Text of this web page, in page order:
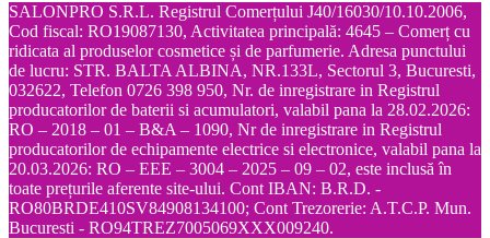
SALONPRO S.R.L. Registrul Comerțului J40/16030/10.10.2006,
Cod fiscal: RO19087130, Activitatea principală: 4645 – Comerț cu
ridicata al produselor cosmetice și de parfumerie. Adresa punctului
de lucru: STR. BALTA ALBINA, NR.133L, Sectorul 3, Bucuresti,
032622, Telefon 0726 398 950, Nr. de inregistrare in Registrul
producatorilor de baterii si acumulatori, valabil pana la 28.02.2026:
RO – 2018 – 01 – B&A – 1090, Nr de inregistrare in Registrul
producatorilor de echipamente electrice si electronice, valabil pana la
20.03.2026: RO – EEE – 3004 – 2025 – 09 – 02, este inclusă în
toate prețurile aferente site-ului. Cont IBAN: B.R.D. -
RO80BRDE410SV84908134100; Cont Trezorerie: A.T.C.P. Mun.
Bucuresti - RO94TREZ7005069XXX009240.